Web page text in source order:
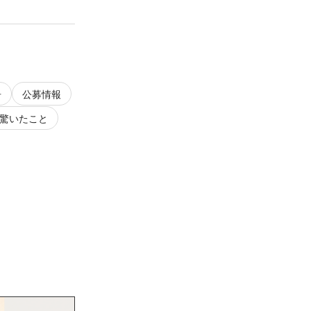
公募情報
驚いたこと